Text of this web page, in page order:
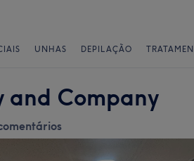
UNHAS DEPILAÇÃO
and Company